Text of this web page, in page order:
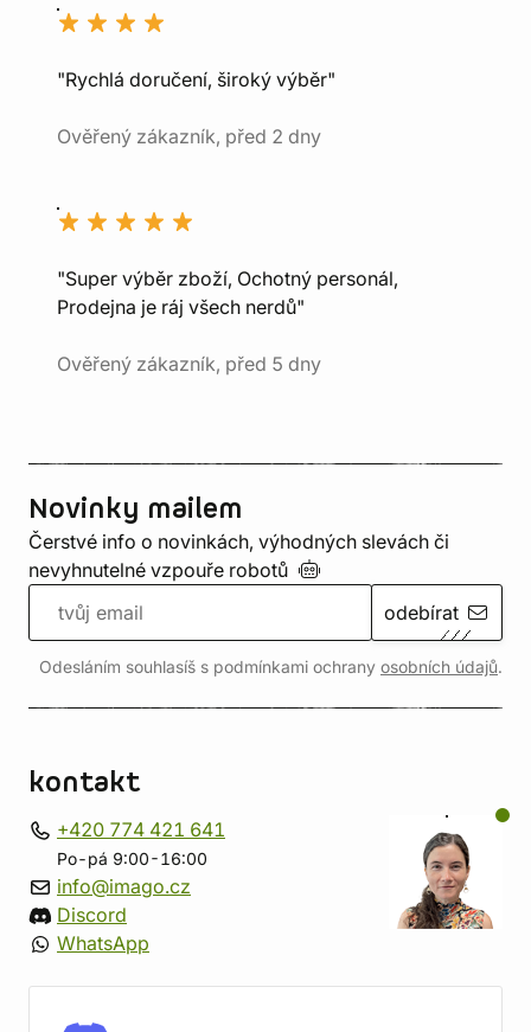
"Rychlá doručení, široký výběr"
Ověřený zákazník, před 2 dny
"Super výběr zboží, Ochotný personál,
Prodejna je ráj všech nerdů"
Ověřený zákazník, před 5 dny
Novinky mailem
Čerstvé info o novinkách, výhodných slevách či
nevyhnutelné vzpouře robotů
odebírat
Odesláním souhlasíš s podmínkami ochrany osobních údajů.
kontakt
+420 774 421 641
Po-pá 9:00-16:00
info@imago.cz
Discord
WhatsApp